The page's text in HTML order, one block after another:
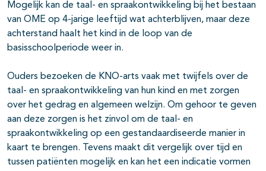
Mogelijk kan de taal- en spraakontwikkeling bij het bestaan
van OME op 4-jarige leeftijd wat achterblijven, maar deze
achterstand haalt het kind in de loop van de
basisschoolperiode weer in.
Ouders bezoeken de KNO-arts vaak met twijfels over de
taal- en spraakontwikkeling van hun kind en met zorgen
over het gedrag en algemeen welzijn. Om gehoor te geven
aan deze zorgen is het zinvol om de taal- en
spraakontwikkeling op een gestandaardiseerde manier in
kaart te brengen. Tevens maakt dit vergelijk over tijd en
tussen patiënten mogelijk en kan het een indicatie vormen